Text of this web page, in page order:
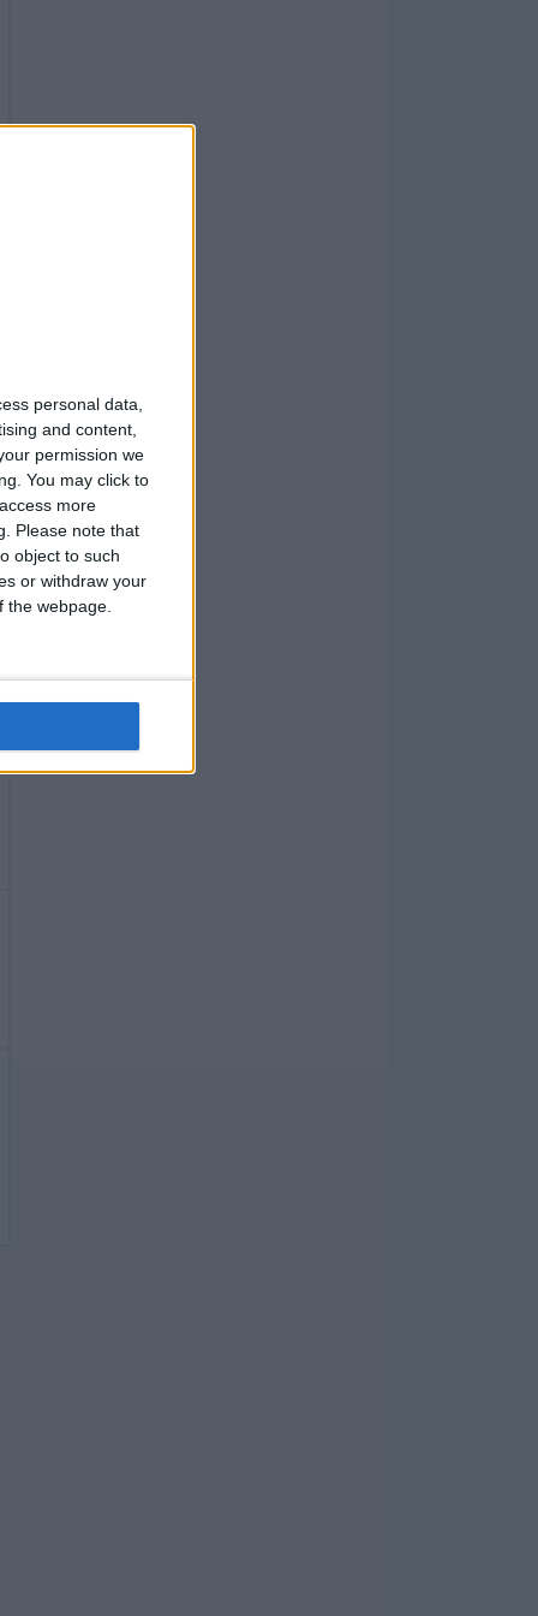
personal data,
and content,
permission we
You may click to
more
Please note that
object to such
or withdraw your
webpage.